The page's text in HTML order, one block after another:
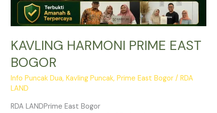
KAVLING HARMONI PRIME EAST
BOGOR
Info Puncak Dua,Kavling Puncak,Prime East Bogor /RDA
LAND
RDA LANDPrime East Bogor